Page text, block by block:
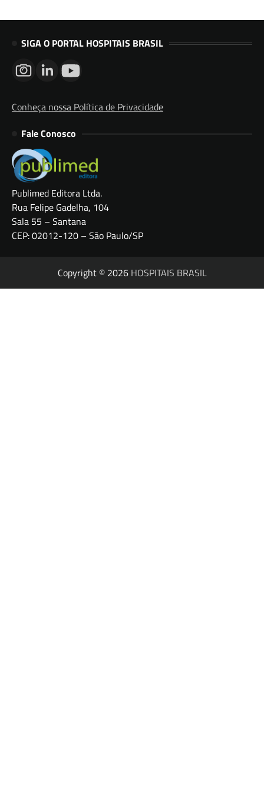
SIGA O PORTAL HOSPITAIS BRASIL
Conheça nossa Política de Privacidade
Fale Conosco
Publimed Editora Ltda.
Rua Felipe Gadelha, 104
Sala 55 – Santana
CEP: 02012-120 – São Paulo/SP
Copyright © 2026 HOSPITAIS BRASIL